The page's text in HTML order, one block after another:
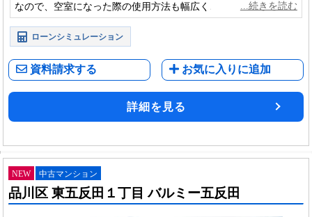
なので、空室になった際の使用方法も幅広くご検討いただけま
す。
ローンシミュレーション
資料請求する お気に入りに追加
詳細を見る
NEW 中古マンション
品川区 東五反田１丁目 バルミー五反田